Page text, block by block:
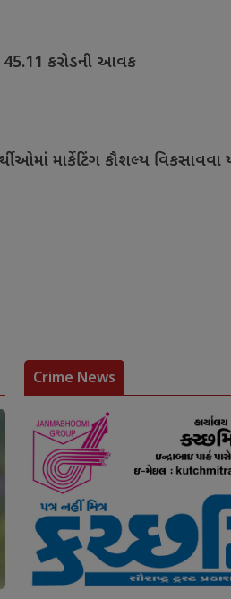
45.11 કરોડની આવક
માર્કેટિંગ કૌશલ્ય વિકસાવવા
Crime News